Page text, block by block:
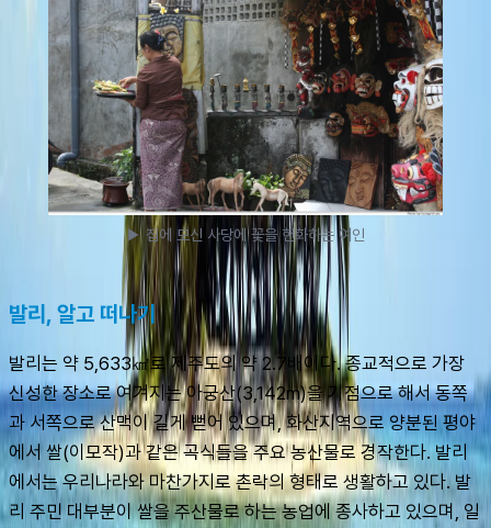
▶ 집에 모신 사당에 꽃을 헌화하는 여인
발리, 알고 떠나기
발리는 약 5,633㎢로 제주도의 약 2.7배이다. 종교적으로 가장
신성한 장소로 여겨지는 아궁산(3,142m)을 기점으로 해서 동쪽
과 서쪽으로 산맥이 길게 뻗어 있으며, 화산지역으로 양분된 평야
에서 쌀(이모작)과 같은 곡식들을 주요 농산물로 경작한다. 발리
에서는 우리나라와 마찬가지로 촌락의 형태로 생활하고 있다. 발
리 주민 대부분이 쌀을 주산물로 하는 농업에 종사하고 있으며, 일